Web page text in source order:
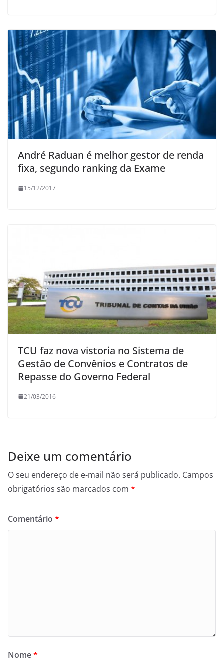
André Raduan é melhor gestor de renda
fixa, segundo ranking da Exame
15/12/2017
TCU faz nova vistoria no Sistema de
Gestão de Convênios e Contratos de
Repasse do Governo Federal
21/03/2016
Deixe um comentário
O seu endereço de e-mail não será publicado. Campos
obrigatórios são marcados com *
Comentário *
Nome*